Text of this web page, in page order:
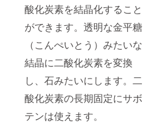
酸化炭素を結晶化すること
ができます。透明な金平糖
（こんぺいとう）みたいな
結晶に二酸化炭素を変換
し、石みたいにします。二
酸化炭素の長期固定にサボ
テンは使えます。